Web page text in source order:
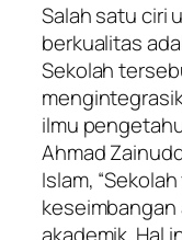
Salah satu ciri
berkualitas
Sekolah
ilmu
Ahmad
Islam,